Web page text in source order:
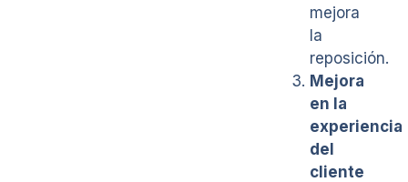
mejora
la
reposición.
Mejora
en la
experiencia
del
cliente